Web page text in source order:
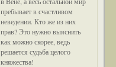
пребывает в счастливом
неведении. Кто же из них
прав? Это нужно выяснить
как можно скорее, ведь
решается судьба целого
княжества!